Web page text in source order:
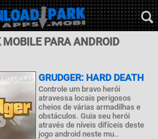
MOBILE PARA ANDROID
GRUDGER: HARD DEATH
Controle um bravo herói
atravessa locais perigosos
cheios de várias armadilhas e
obstáculos. Guia seu herói
através de níveis difíceis deste
jogo android neste mu..